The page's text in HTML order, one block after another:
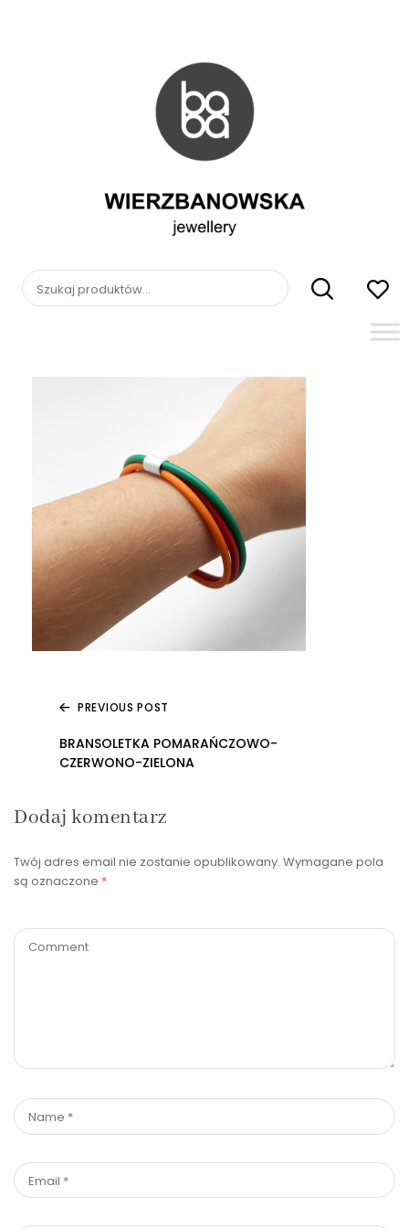
WIERZBANOWSKA
Szukaj:
Nawigacja
wpisu
PREVIOUS POST
BRANSOLETKA POMARAŃCZOWO-
CZERWONO-ZIELONA
Dodaj komentarz
Twój adres email nie zostanie opublikowany. Wymagane pola
są oznaczone *